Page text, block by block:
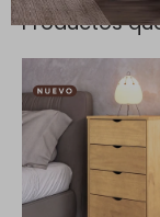
Productos